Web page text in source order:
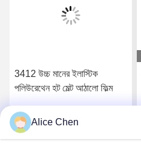
3412 উচ্চ মানের ইলাস্টিক
পলিউরেথেন হট মেল্ট আঠালো ফিল্ম
Alice Chen